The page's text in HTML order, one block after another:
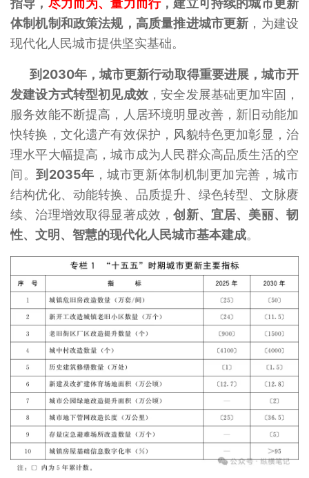
指导， 尽力而为、量力而行，建立可持续的城市更新
体制机制和政策法规，高质量推进城市更新 ，为建设
现代化人民城市提供坚实基础。
到2030年，城市更新行动取得重要进展，城市开
发建设方式转型初见成效 ，安全发展基础更加牢固，
服务效能不断提高，人居环境明显改善，新旧动能加
快转换，文化遗产有效保护，风貌特色更加彰显，治
理水平大幅提高，城市成为人民群众高品质生活的空
间。到2035年 ，城市更新体制机制更加完善，城市
结构优化、动能转换、品质提升、绿色转型、文脉赓
续、治理增效取得显著成效，创新、宜居、美丽、韧
性、文明、智慧的现代化人民城市基本建成。